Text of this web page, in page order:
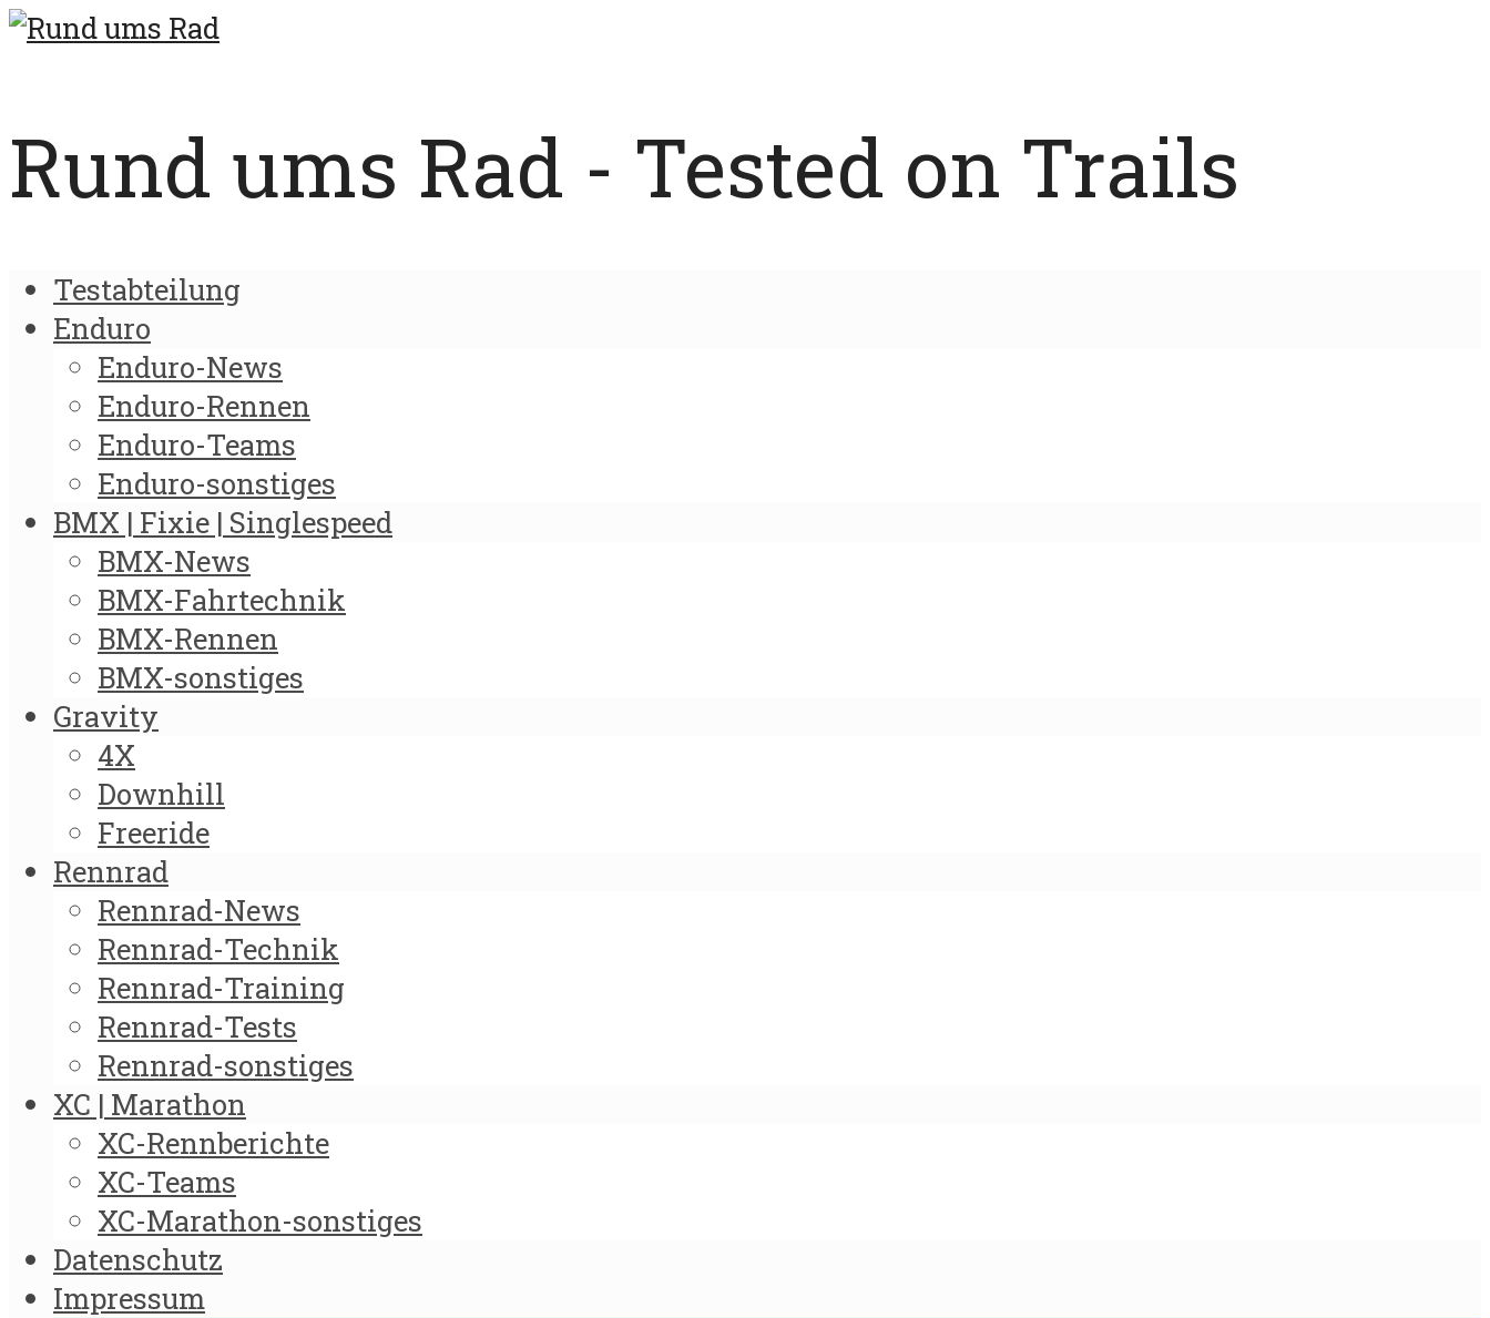
Rund ums Rad - Tested on Trails
Testabteilung
Enduro
Enduro-News
Enduro-Rennen
Enduro-Teams
Enduro-sonstiges
BMX | Fixie | Singlespeed
BMX-News
BMX-Fahrtechnik
BMX-Rennen
BMX-sonstiges
Gravity
4X
Downhill
Freeride
Rennrad
Rennrad-News
Rennrad-Technik
Rennrad-Training
Rennrad-Tests
Rennrad-sonstiges
XC | Marathon
XC-Rennberichte
XC-Teams
XC-Marathon-sonstiges
Datenschutz
Impressum